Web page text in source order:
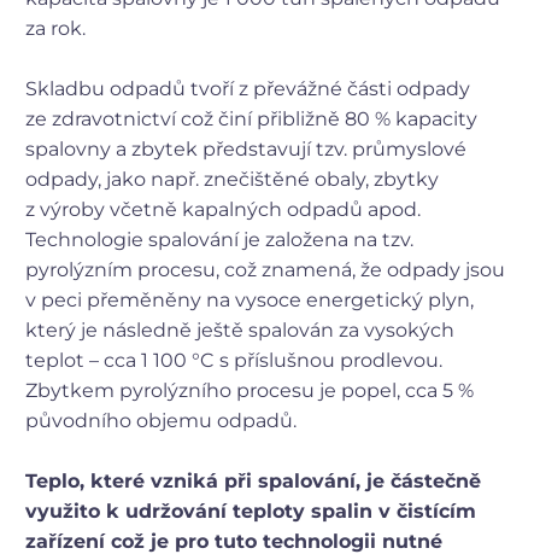
za rok.
Skladbu odpadů tvoří z převážné části odpady
ze zdravotnictví což činí přibližně 80 % kapacity
spalovny a zbytek představují tzv. průmyslové
odpady, jako např. znečištěné obaly, zbytky
z výroby včetně kapalných odpadů apod.
Technologie spalování je založena na tzv.
pyrolýzním procesu, což znamená, že odpady jsou
v peci přeměněny na vysoce energetický plyn,
který je následně ještě spalován za vysokých
teplot – cca 1 100 °C s příslušnou prodlevou.
Zbytkem pyrolýzního procesu je popel, cca 5 %
původního objemu odpadů.
Teplo, které vzniká při spalování, je částečně
využito k udržování teploty spalin v čistícím
zařízení což je pro tuto technologii nutné